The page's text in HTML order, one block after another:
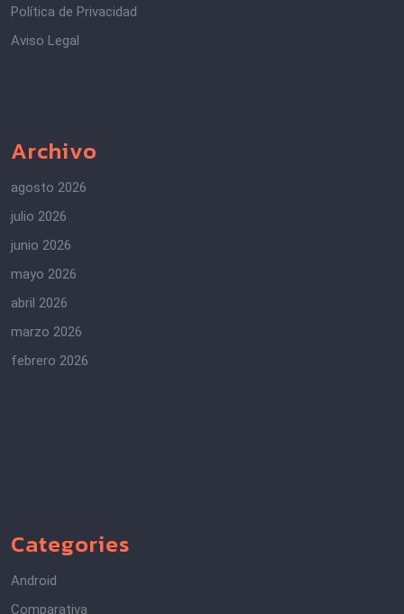
Política de Privacidad
Aviso Legal
Archivo
agosto 2026
julio 2026
junio 2026
mayo 2026
abril 2026
marzo 2026
febrero 2026
Categories
Android
Comparativa